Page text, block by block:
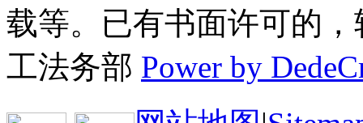
载等。已有书面许可的
工法务部 Power by